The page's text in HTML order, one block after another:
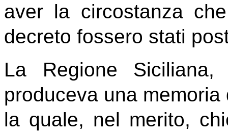
aver la circostanza
decreto fossero stati
La Regione
produceva una
la quale, nel merito,